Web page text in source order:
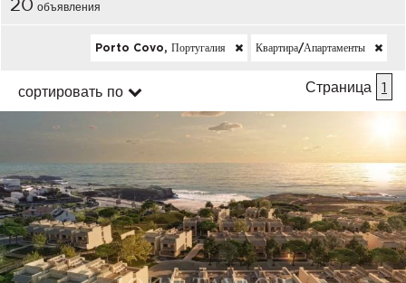
объявления
Porto Covo, Португалия Квартира/апартаменты
сортировать по Страница 1